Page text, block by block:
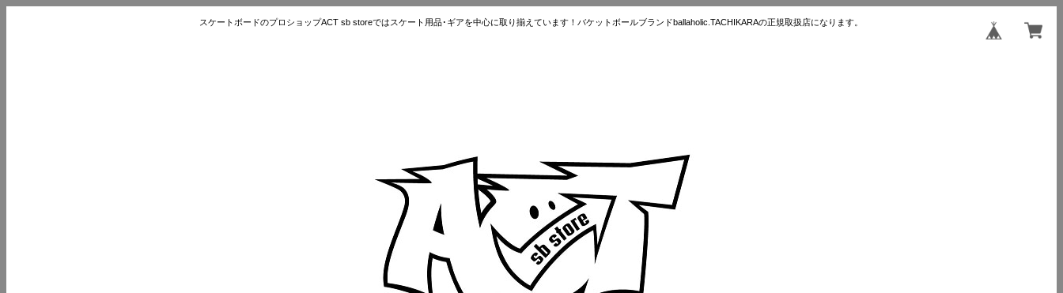
スケートボードのプロショップACT sb storeではスケート用品･ギアを中心に取り揃えています！バケットボールブランドballaholic.TACHIKARAの正規取扱店になります。